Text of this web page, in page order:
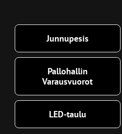
Junnupesis
Pallohallin
Varausvuorot
LED-taulu